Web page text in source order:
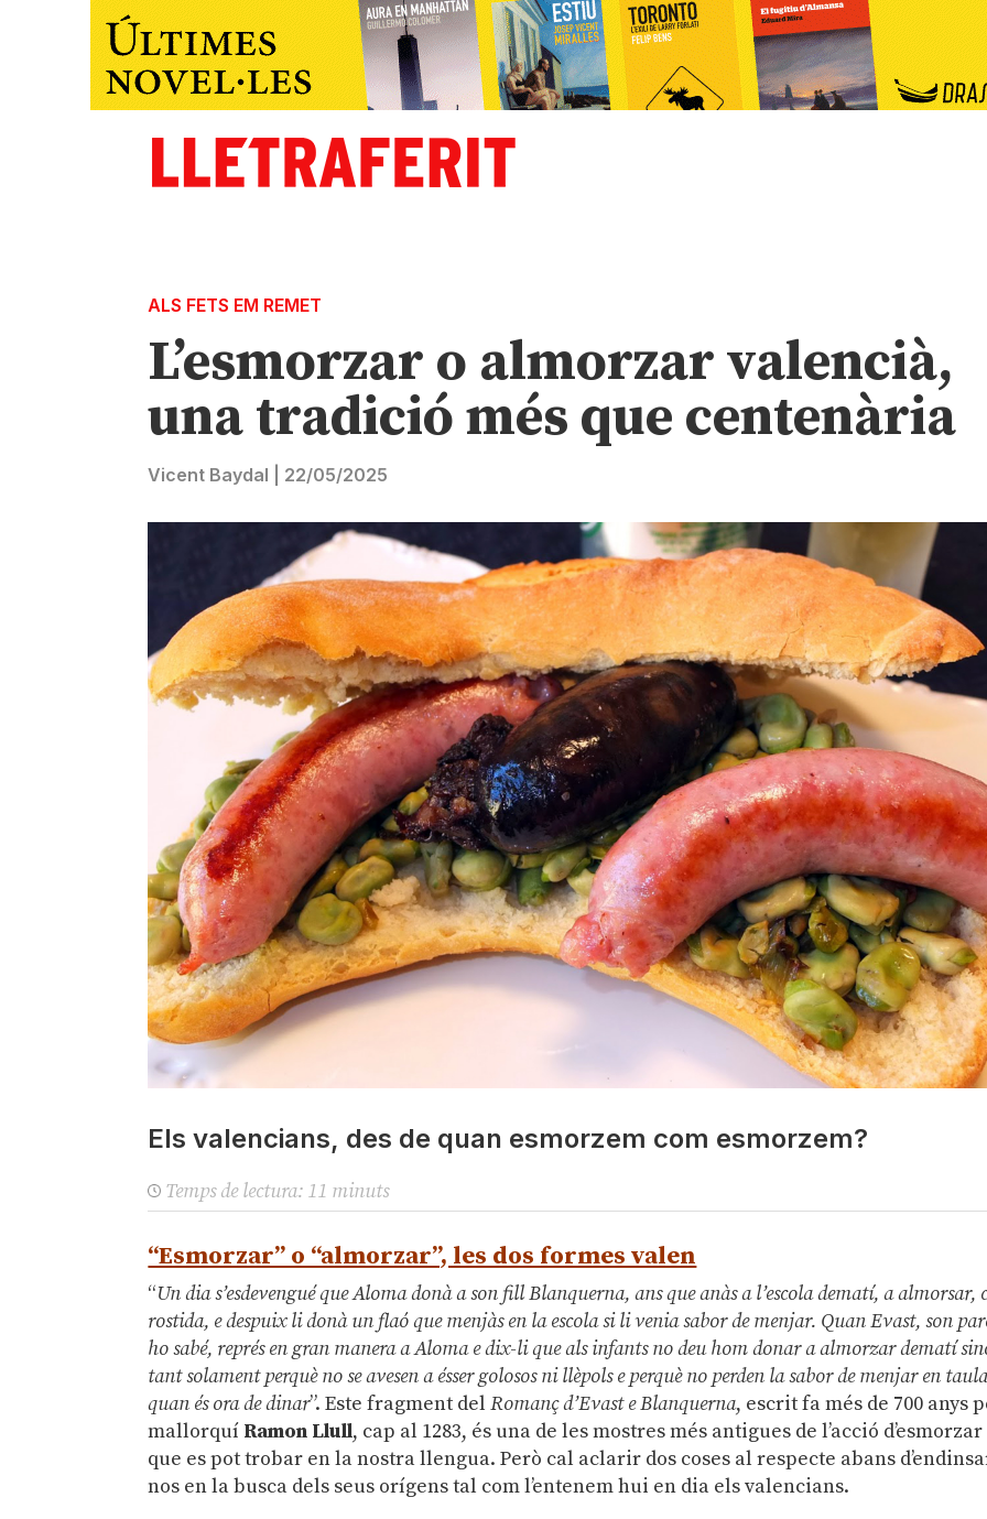
ALS FETS EM REMET
L’esmorzar o almorzar valencià,
una tradició més que centenària
Vicent Baydal 22/05/2025
Els valencians, des de quan esmorzem com esmorzem?
Temps de lectura: 11 minuts
“Esmorzar” o “almorzar”, les dos formes valen
“Un dia s’esdevengué que Aloma donà a son fill Blanquerna, ans que anàs a l’escola dematí, a almorsar,
rostida, e despuix li donà un flaó que menjàs en la escola si li venia sabor de menjar. Quan Evast, son
ho sabé, représ en gran manera a Aloma e dix-li que als infants no deu hom donar a almorzar dematí
tant solament perquè no se avesen a ésser golosos ni llèpols e perquè no perden la sabor de menjar en
quan és ora de dinar”. Este fragment delRomanç d’Evast e Blanquerna, escrit fa més de 700 anys
mallorquí Ramon Llull, cap al 1283, és una de les mostres més antigues de l’acció d’esmorzar
que es pot trobar en la nostra llengua. Però cal aclarir dos coses al respecte abans
nos en la busca dels seus orígens tal com l’entenem hui en dia els valencians.